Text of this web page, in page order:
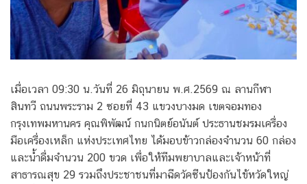
เมื่อเวลา 09:30 น.วันที่ 26 มิถุนายน พ.ศ.2569 ณ ลานกีฬา
สินทวี ถนนพระราม 2 ซอยที่ 43 แขวงบางมด เขตจอมทอง
กรุงเทพมหานคร คุณพิพัฒน์ กนกนิตย์อนันต์ ประธานชมรมเครื่อง
มือเครื่องเหล็ก แห่งประเทศไทย ได้มอบข้าวกล่องจำนวน 60 กล่อง
และน้ำดื่มจำนวน 200 ขวด เพื่อให้ทีมพยาบาลและเจ้าหน้าที่
สาธารณสุข 29 รวมถึงประชาชนที่มาฉีดวัคซีนป้องกันไข้หวัดใหญ่